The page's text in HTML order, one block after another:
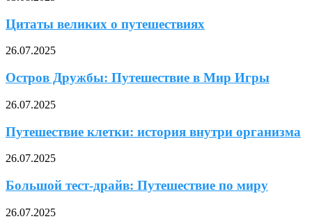
Цитаты великих о путешествиях
26.07.2025
Остров Дружбы: Путешествие в Мир Игры
26.07.2025
Путешествие клетки: история внутри организма
26.07.2025
Большой тест-драйв: Путешествие по миру
26.07.2025